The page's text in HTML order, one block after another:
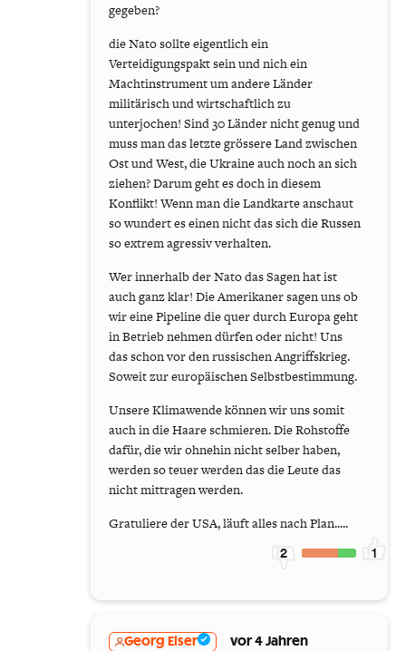
gegeben?
die Nato sollte eigentlich ein
Verteidigungspakt sein und nich ein
Machtinstrument um andere Länder
militärisch und wirtschaftlich zu
unterjochen! Sind 30 Länder nicht genug und
muss man das letzte grössere Land zwischen
Ost und West, die Ukraine auch noch an sich
ziehen? Darum geht es doch in diesem
Konflikt! Wenn man die Landkarte anschaut
so wundert es einen nicht das sich die Russen
so extrem agressiv verhalten.
Wer innerhalb der Nato das Sagen hat ist
auch ganz klar! Die Amerikaner sagen uns ob
wir eine Pipeline die quer durch Europa geht
in Betrieb nehmen dürfen oder nicht! Uns
das schon vor den russischen Angriffskrieg.
Soweit zur europäischen Selbstbestimmung.
Unsere Klimawende können wir uns somit
auch in die Haare schmieren. Die Rohstoffe
dafür, die wir ohnehin nicht selber haben,
werden so teuer werden das die Leute das
nicht mittragen werden.
Gratuliere der USA, läuft alles nach Plan.....
2 1
Georg Elser vor 4 Jahren